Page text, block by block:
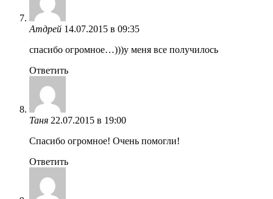
Атдрей 14.07.2015 в 09:35
спасибо огромное…)))у меня все получилось
Ответить
Таня 22.07.2015 в 19:00
Спасибо огромное! Очень помогли!
Ответить